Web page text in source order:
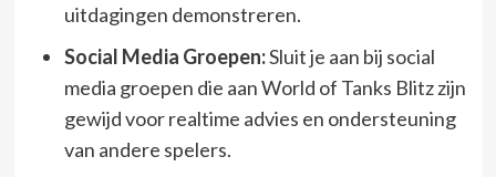
uitdagingen demonstreren.
Social Media Groepen:Sluit je aan bij social
media groepen die aan World of Tanks Blitz zijn
gewijd voor realtime advies en ondersteuning
van andere spelers.